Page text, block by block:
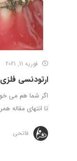
فوریه 11, 2021
ارتودنسی فلزی
اگر شما هم می
تا انتهای مقاله
فاتحی